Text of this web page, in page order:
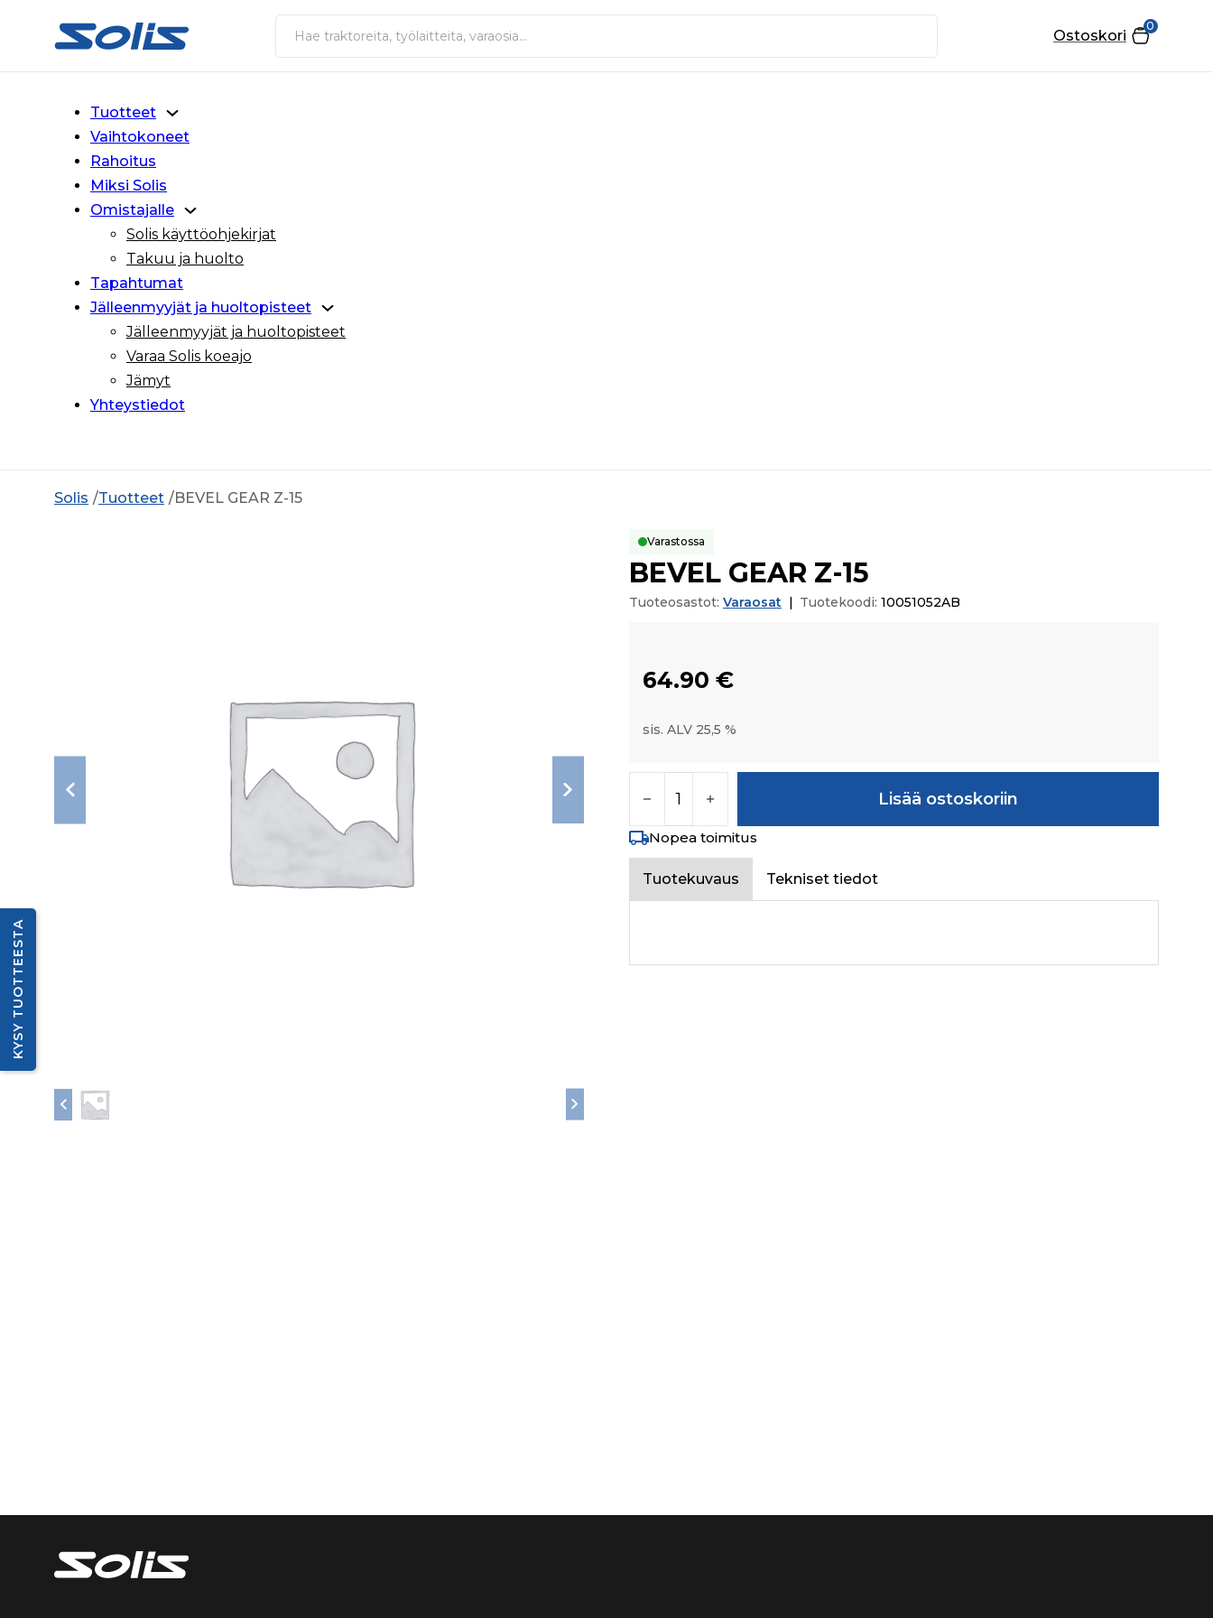
Siirry pääsisältöön
Siirry alatunnisteeseen
Haku
0
Ostoskori
Tuotteet
Vaihtokoneet
Rahoitus
Miksi Solis
Omistajalle
Solis käyttöohjekirjat
Takuu ja huolto
Tapahtumat
Jälleenmyyjät ja huoltopisteet
Jälleenmyyjät ja huoltopisteet
Varaa Solis koeajo
Jämyt
Yhteystiedot
Solis Tuotteet BEVEL GEAR Z-15
Varastossa
BEVEL GEAR Z-15
Tuoteosastot: Varaosat | Tuotekoodi: 10051052AB
64.90 €
sis. ALV 25,5 %
Lisää ostoskoriin
Nopea toimitus
Tuotekuvaus Tekniset tiedot
KYSY TUOTTEESTA